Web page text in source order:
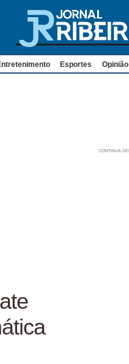
Esportes Opinião